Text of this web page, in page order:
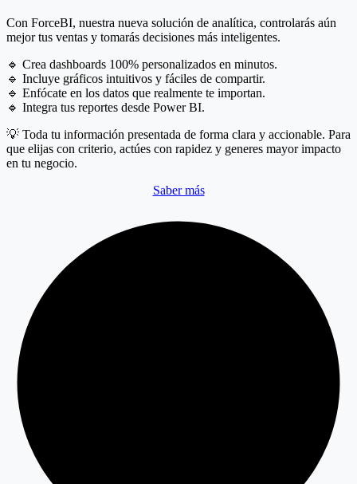
Con ForceBI, nuestra nueva solución de analítica, controlarás aún
mejor tus ventas y tomarás decisiones más inteligentes.
🔹 Crea dashboards 100% personalizados en minutos.
🔹 Incluye gráficos intuitivos y fáciles de compartir.
🔹 Enfócate en los datos que realmente te importan.
🔹 Integra tus reportes desde Power BI.
💡 Toda tu información presentada de forma clara y accionable. Para
que elijas con criterio, actúes con rapidez y generes mayor impacto
en tu negocio.
Saber más